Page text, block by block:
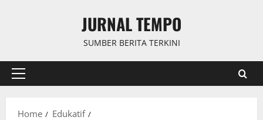
JURNAL TEMPO
SUMBER BERITA TERKINI
Primary
Home
Edukatif